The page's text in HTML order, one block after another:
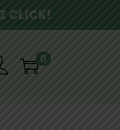
CLICK!
0